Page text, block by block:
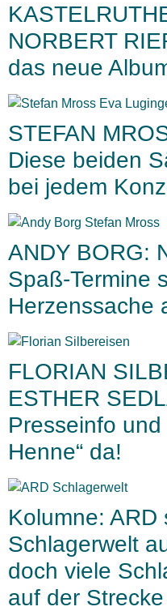
NORBERT
das neue
STEFAN
Diese beiden
bei jedem
ANDY BORG:
Spaß-Termine
Herzenssache
FLORIAN
ESTHER
Presseinfo
Henne“ da!
Kolumne: ARD
Schlagerwelt
doch viele
auf der Strecke